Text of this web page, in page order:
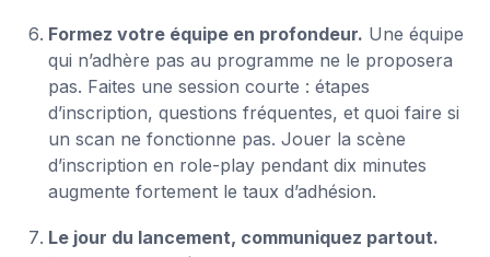
Formez votre équipe en profondeur. Une équipe
qui n’adhère pas au programme ne le proposera
pas. Faites une session courte : étapes
d’inscription, questions fréquentes, et quoi faire si
un scan ne fonctionne pas. Jouer la scène
d’inscription en role-play pendant dix minutes
augmente fortement le taux d’adhésion.
Le jour du lancement, communiquez partout.